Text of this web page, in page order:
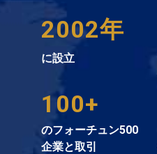
2002年
に設立
100+
のフォーチュン500
企業と取引